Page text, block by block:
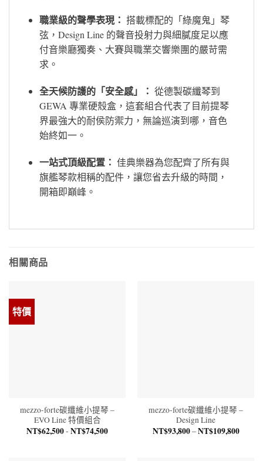
職業級的聲學表現： 搭載標配的「綠魔鬼」琴
弦，Design Line 的聲音投射力與細膩度足以應
付音樂廳獨奏、大賽與職業交響樂團的嚴苛需
求。
全天候防護的「安全感」： 從德製碳纖琴到
GEWA 專業硬殼盒，這套組合代表了目前提琴
界最強大的耐侯防禦力，無論巡演到哪，音色
始終如一。
一站式頂級配置： 佳典樂器為您配齊了所有與
旗艦琴款相稱的配件，讓您省去升級的時間，
開箱即巔峰。
相關商品
特價
mezzo-forte碳纖維小提琴 –
EVO Line 特價組合
NT$62,500- NT$74,500
mezzo-forte碳纖維小提琴 –
Design Line
NT$93,800–NT$109,800價